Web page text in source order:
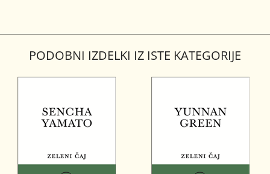
PODOBNI IZDELKI IZ ISTE KATEGORIJE